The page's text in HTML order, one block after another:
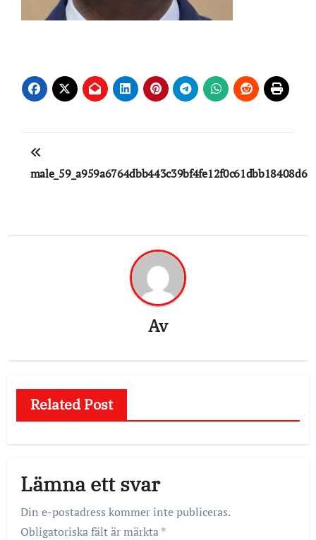
Inläggsnavigering
male_59_a959a6764dbb443c39bf4fe12f0c61dbb18408d6
Av
Related Post
Lämna ett svar
Din e-postadress kommer inte publiceras.
Obligatoriska fält är märkta*